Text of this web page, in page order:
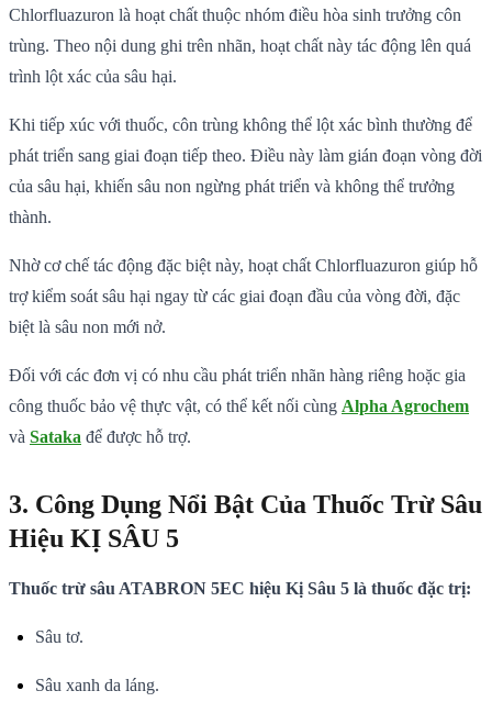
Chlorfluazuron là hoạt chất thuộc nhóm điều hòa sinh trưởng côn
trùng. Theo nội dung ghi trên nhãn, hoạt chất này tác động lên quá
trình lột xác của sâu hại.
Khi tiếp xúc với thuốc, côn trùng không thể lột xác bình thường để
phát triển sang giai đoạn tiếp theo. Điều này làm gián đoạn vòng đời
của sâu hại, khiến sâu non ngừng phát triển và không thể trưởng
thành.
Nhờ cơ chế tác động đặc biệt này, hoạt chất Chlorfluazuron giúp hỗ
trợ kiểm soát sâu hại ngay từ các giai đoạn đầu của vòng đời, đặc
biệt là sâu non mới nở.
Đối với các đơn vị có nhu cầu phát triển nhãn hàng riêng hoặc gia
công thuốc bảo vệ thực vật, có thể kết nối cùng Alpha Agrochem
và Sataka để được hỗ trợ.
3. Công Dụng Nổi Bật Của Thuốc Trừ Sâu
Hiệu KỊ SÂU 5
Thuốc trừ sâu ATABRON 5EC hiệu Kị Sâu 5 là thuốc đặc trị:
Sâu tơ.
Sâu xanh da láng.